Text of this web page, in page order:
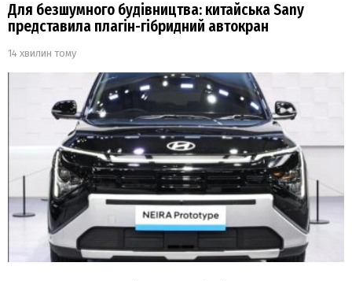
Для безшумного будівництва: китайська Sany
представила плагін-гібридний автокран
14 хвилин тому